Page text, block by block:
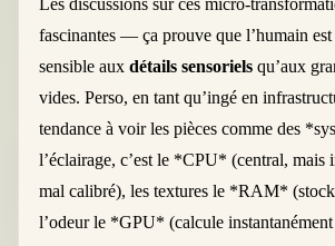
Les discussions sur ces micro-
fascinantes — ça prouve que l’humain
sensible auxdétails sensoriels qu’aux
vides. Perso, en tant qu’ingé en
tendance à voir les pièces comme des
l’éclairage, c’est le *CPU* (central, mais
mal calibré), les textures le *RAM*
l’odeur le *GPU* (calcule